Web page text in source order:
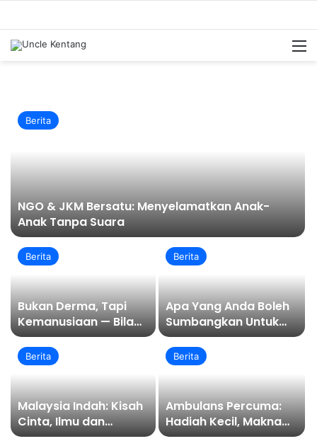
Berita
NGO & JKM Bersatu: Menyelamatkan Anak-
Anak Tanpa Suara
Berita
Bukan Derma, Tapi
Kemanusiaan — Bila
Ambulans Jadi Talian
Kasih
Berita
Apa Yang Anda Boleh
Sumbangkan Untuk
Membantu Orang
Lain?
Berita
Malaysia Indah: Kisah
Cinta, Ilmu dan
Pengorbanan
Berita
Ambulans Percuma:
Hadiah Kecil, Makna
Besar